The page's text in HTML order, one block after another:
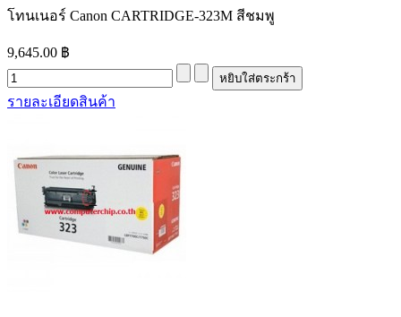
โทนเนอร์ Canon CARTRIDGE-323M สีชมพู
9,645.00 ฿
รายละเอียดสินค้า